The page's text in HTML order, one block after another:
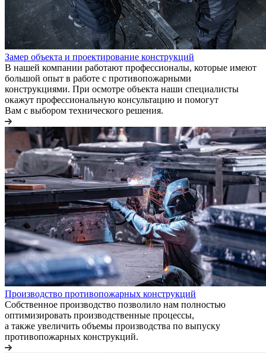
Замер объекта и проектирование конструкций
В нашей компании работают профессионалы, которые имеют
большой опыт в работе с противопожарными
конструкциями. При осмотре объекта наши специалисты
окажут профессиональную консультацию и помогут
Вам с выбором технического решения.
Производство противопожарных конструкций
Собственное производство позволило нам полностью
оптимизировать производственные процессы,
а также увеличить объемы производства по выпуску
противопожарных конструкций.